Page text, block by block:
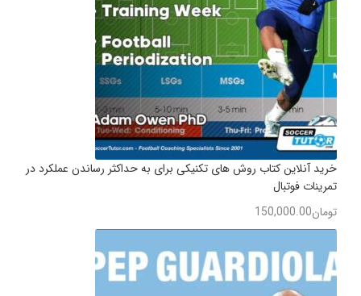
خرید آنلاین کتاب روش های تکنیکی برای به حداکثر رساندن عملکرد در
تمرینات فوتبال
تومان150,000.00